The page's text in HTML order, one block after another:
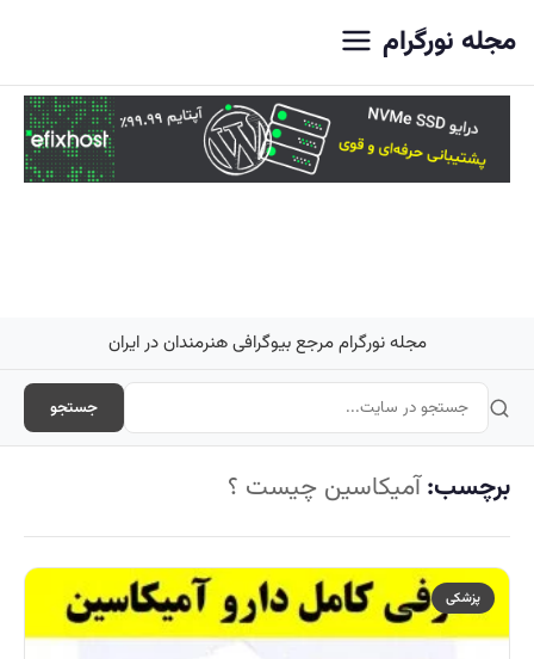
مجله نورگرام
مجله نورگرام مرجع بیوگرافی هنرمندان در ایران
جستجو
برچسب:آمیکاسین چیست ؟
پزشکی